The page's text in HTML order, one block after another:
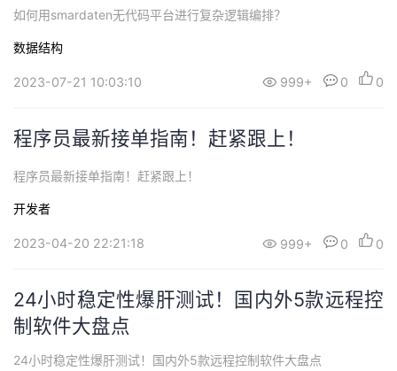
如何用smardaten无代码平台进行复杂逻辑编排？
数据结构
2023-07-21 10:03:10 999+ 0 0
程序员最新接单指南！赶紧跟上！
程序员最新接单指南！赶紧跟上！
开发者
2023-04-20 22:21:18 999+ 0 0
24小时稳定性爆肝测试！国内外5款远程控
制软件大盘点
24小时稳定性爆肝测试！国内外5款远程控制软件大盘点